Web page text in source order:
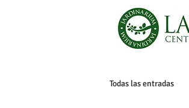
Todas las entradas